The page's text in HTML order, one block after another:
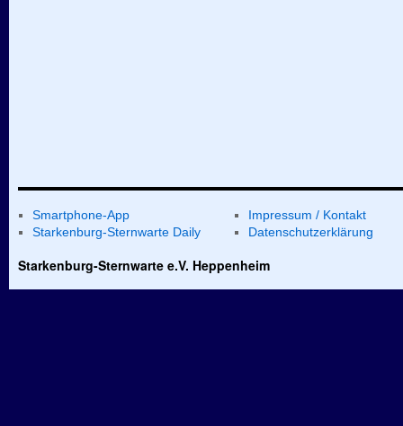
Smartphone-App
Starkenburg-Sternwarte Daily
Impressum / Kontakt
Datenschutzerklärung
Starkenburg-Sternwarte e.V. Heppenheim